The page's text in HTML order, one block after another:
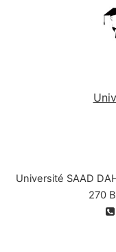
Université SAAD
270